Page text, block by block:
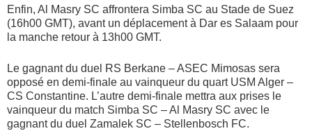
Enfin, Al Masry SC affrontera Simba SC au Stade de Suez
(16h00 GMT), avant un déplacement à Dar es Salaam pour
la manche retour à 13h00 GMT.
Le gagnant du duel RS Berkane – ASEC Mimosas sera
opposé en demi-finale au vainqueur du quart USM Alger –
CS Constantine. L’autre demi-finale mettra aux prises le
vainqueur du match Simba SC – Al Masry SC avec le
gagnant du duel Zamalek SC – Stellenbosch FC.